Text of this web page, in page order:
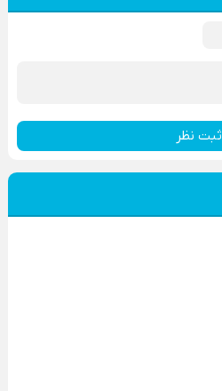
ثبت نظر